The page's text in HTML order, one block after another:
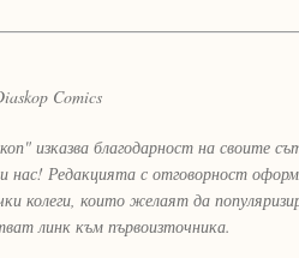
Comics
изказва благодарност на своите
нас! Редакцията с отговорност
колеги, които желаят да
линк към първоизточника.